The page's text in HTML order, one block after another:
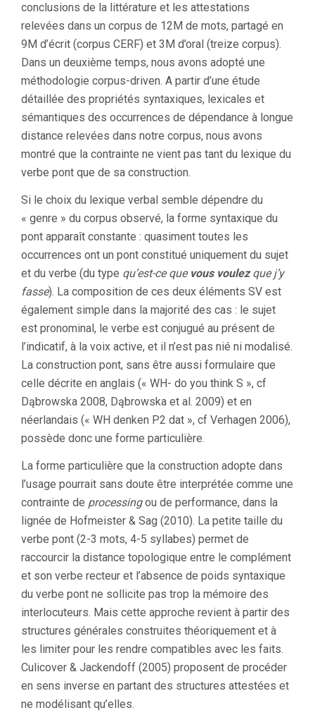
conclusions de la littérature et les attestations
relevées dans un corpus de 12M de mots, partagé en
9M d’écrit (corpus CERF) et 3M d’oral (treize corpus).
Dans un deuxième temps, nous avons adopté une
méthodologie corpus-driven. A partir d’une étude
détaillée des propriétés syntaxiques, lexicales et
sémantiques des occurrences de dépendance à longue
distance relevées dans notre corpus, nous avons
montré que la contrainte ne vient pas tant du lexique du
verbe pont que de sa construction.
Si le choix du lexique verbal semble dépendre du
« genre » du corpus observé, la forme syntaxique du
pont apparaît constante : quasiment toutes les
occurrences ont un pont constitué uniquement du sujet
et du verbe (du type qu’est-ce que vous voulezque j’y
fasse). La composition de ces deux éléments SV est
également simple dans la majorité des cas : le sujet
est pronominal, le verbe est conjugué au présent de
l’indicatif, à la voix active, et il n’est pas nié ni modalisé.
La construction pont, sans être aussi formulaire que
celle décrite en anglais (« WH- do you think S », cf
Dąbrowska 2008, Dąbrowska et al. 2009) et en
néerlandais (« WH denken P2 dat », cf Verhagen 2006),
possède donc une forme particulière.
La forme particulière que la construction adopte dans
l’usage pourrait sans doute être interprétée comme une
contrainte de processingou de performance, dans la
lignée de Hofmeister & Sag (2010). La petite taille du
verbe pont (2-3 mots, 4-5 syllabes) permet de
raccourcir la distance topologique entre le complément
et son verbe recteur et l’absence de poids syntaxique
du verbe pont ne sollicite pas trop la mémoire des
interlocuteurs. Mais cette approche revient à partir des
structures générales construites théoriquement et à
les limiter pour les rendre compatibles avec les faits.
Culicover & Jackendoff (2005) proposent de procéder
en sens inverse en partant des structures attestées et
ne modélisant qu’elles.